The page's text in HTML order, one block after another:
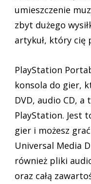
umieszczenie
zbyt dużego
artykuł, który cię
PlayStation
konsola do gier,
DVD, audio CD, a
PlayStation. Jest
gier i możesz
Universal Media
również pliki
oraz całą